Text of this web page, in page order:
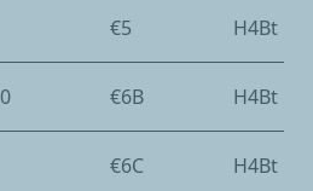
€5 H4Bt
€6B H4Bt
€6C H4Bt